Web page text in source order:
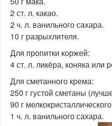
2 ст. л. какао.
2 ч. л. ванильного сахара.
10 г разрыхлителя.
Для пропитки коржей:
4 ст. л. ликёра, коняка или
Для сметанного крема:
250 г густой сметаны
90 г
1 ч. л. ванильного сахара.